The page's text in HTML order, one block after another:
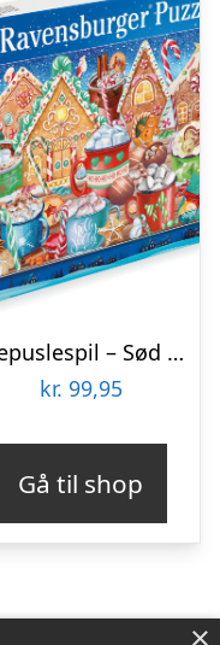
Julepuslespil – Sød Jul – 200 Xxl Brikker – Ravensburger
kr. 99,95
Gå til shop